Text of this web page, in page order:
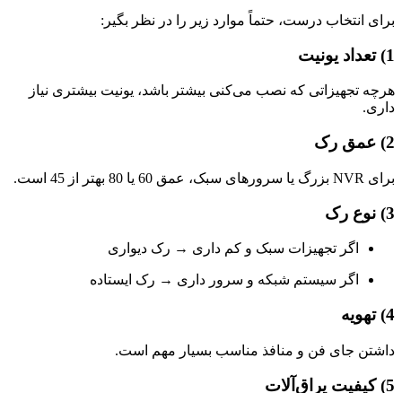
درست، حتماً موارد زیر را در نظر بگیر:
که نصب می‌کنی بیشتر باشد، یونیت بیشتری نیاز
اگر تجهیزات سبک و کم داری → رک دیواری
اگر سیستم شبکه و سرور داری → رک ایستاده
جای فن و منافذ مناسب بسیار مهم است.